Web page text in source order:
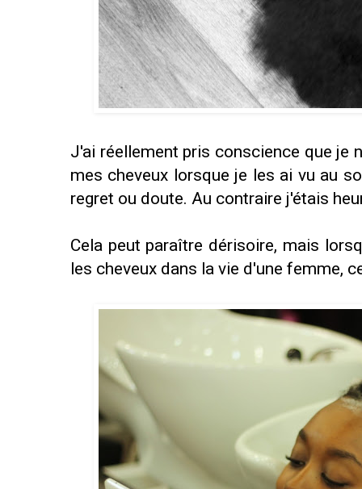
J'ai réellement pris conscience que je
mes cheveux lorsque je les ai vu au
regret ou doute. Au contraire j'étais
Cela peut paraître dérisoire, mais
les cheveux dans la vie d'une femme,